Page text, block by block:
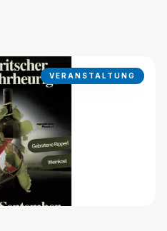
VERANSTALTUNG